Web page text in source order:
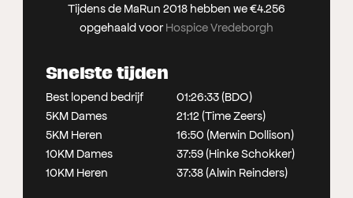
Tijdens de MaRun 2018 hebben we €4.256
opgehaald voorHospice Vredeborgh
Snelste tijden
Best lopend bedrijf
01:26:33 (BDO)
5KM Dames
21:12 (Time Zeers)
5KM Heren
16:50 (Merwin Dollison)
10KM Dames
37:59 (Hinke Schokker)
10KM Heren
37:38 (Alwin Reinders)